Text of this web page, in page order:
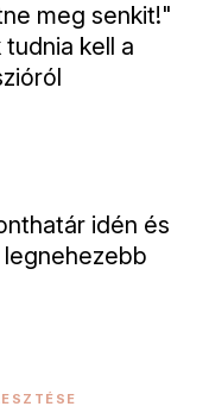
meg senkit!"
kell a
idén és